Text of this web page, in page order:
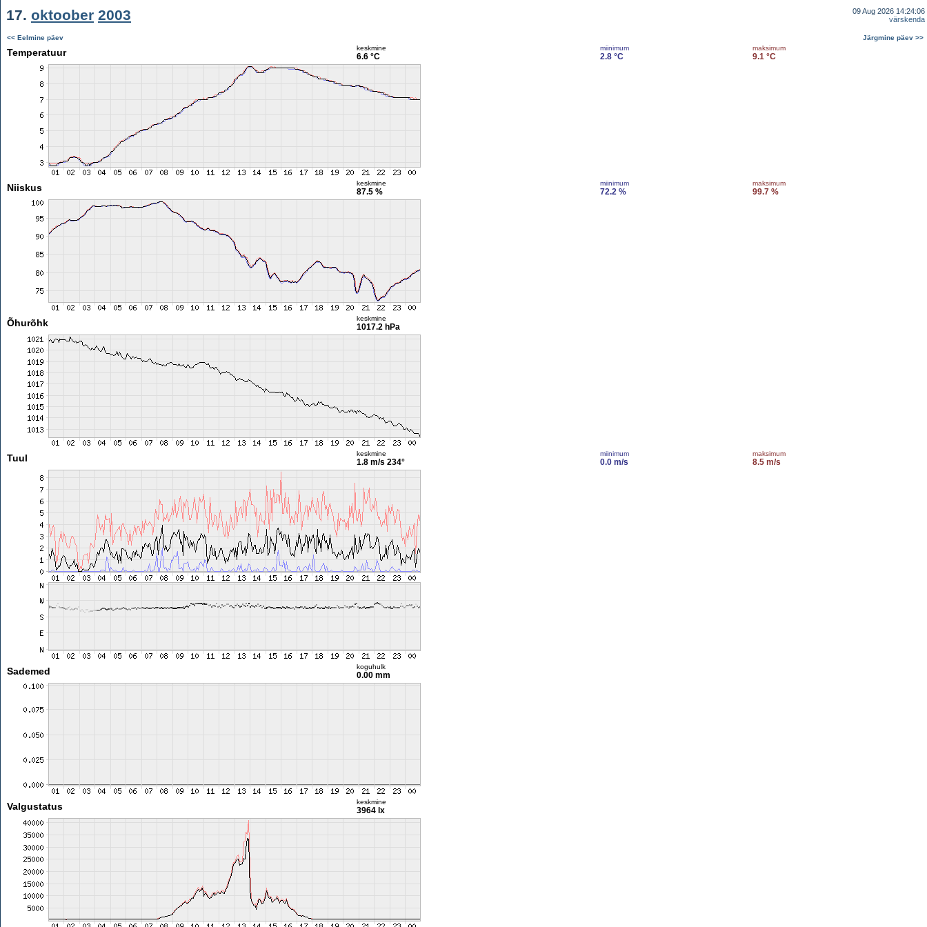
17. oktoober 2003
09 Aug 2026 14:24:06
värskenda
<< Eelmine päev Järgmine päev >>
Temperatuur keskmine
6.6 °C
miinimum
2.8 °C
maksimum
9.1 °C
Niiskus keskmine
87.5 %
miinimum
72.2 %
maksimum
99.7 %
Õhurõhk keskmine
1017.2 hPa
Tuul keskmine
1.8 m/s 234°
miinimum
0.0 m/s
maksimum
8.5 m/s
Sademed koguhulk
0.00 mm
Valgustatus keskmine
3964 lx